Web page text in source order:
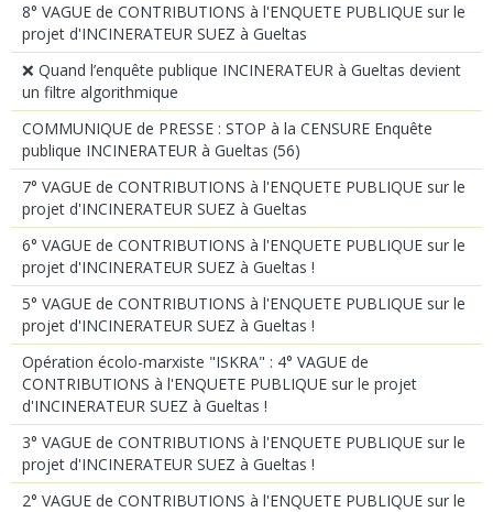
8° VAGUE de CONTRIBUTIONS à l'ENQUETE PUBLIQUE sur le
projet d'INCINERATEUR SUEZ à Gueltas
❌ Quand l’enquête publique INCINERATEUR à Gueltas devient
un filtre algorithmique
COMMUNIQUE de PRESSE : STOP à la CENSURE Enquête
publique INCINERATEUR à Gueltas (56)
7° VAGUE de CONTRIBUTIONS à l'ENQUETE PUBLIQUE sur le
projet d'INCINERATEUR SUEZ à Gueltas
6° VAGUE de CONTRIBUTIONS à l'ENQUETE PUBLIQUE sur le
projet d'INCINERATEUR SUEZ à Gueltas !
5° VAGUE de CONTRIBUTIONS à l'ENQUETE PUBLIQUE sur le
projet d'INCINERATEUR SUEZ à Gueltas !
Opération écolo-marxiste "ISKRA" : 4° VAGUE de
CONTRIBUTIONS à l'ENQUETE PUBLIQUE sur le projet
d'INCINERATEUR SUEZ à Gueltas !
3° VAGUE de CONTRIBUTIONS à l'ENQUETE PUBLIQUE sur le
projet d'INCINERATEUR SUEZ à Gueltas !
2° VAGUE de CONTRIBUTIONS à l'ENQUETE PUBLIQUE sur le